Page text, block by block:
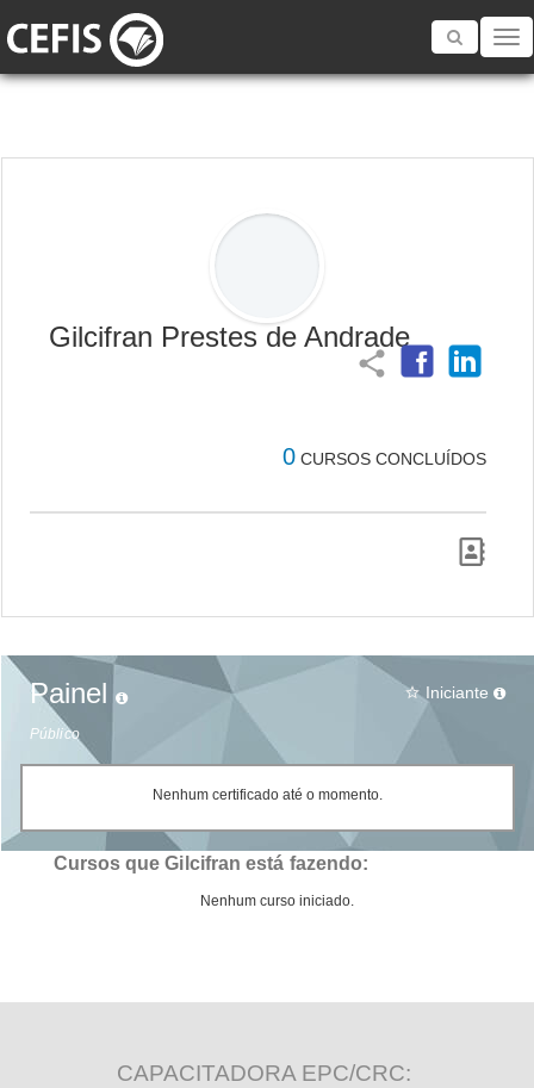
Toggle
Gilcifran Prestes de Andrade
share
0 CURSOS CONCLUÍDOS
Painel
Público
star_border Iniciante
Nenhum certificado até o momento.
Cursos que Gilcifran está fazendo:
Nenhum curso iniciado.
CAPACITADORA EPC/CRC: